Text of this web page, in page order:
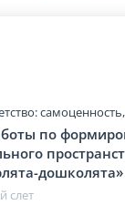
самоценность,
по
дошколята»
слет